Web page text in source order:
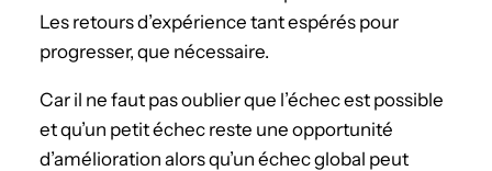
Les retours d’expérience tant espérés pour
progresser, que nécessaire.
Car il ne faut pas oublier que l’échec est possible
et qu’un petit échec reste une opportunité
d’amélioration alors qu’un échec global peut